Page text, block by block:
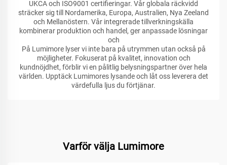
UKCA och ISO9001 certifieringar. Vår globala räckvidd
sträcker sig till Nordamerika, Europa, Australien, Nya Zeeland
och Mellanöstern. Vår integrerade tillverkningskälla
kombinerar produktion och handel, ger anpassade lösningar
och
På Lumimore lyser vi inte bara på utrymmen utan också på
möjligheter. Fokuserat på kvalitet, innovation och
kundnöjdhet, förblir vi en pålitlig belysningspartner över hela
världen. Upptäck Lumimores lysande och låt oss leverera det
värdefulla ljus du förtjänar.
Varför välja Lumimore